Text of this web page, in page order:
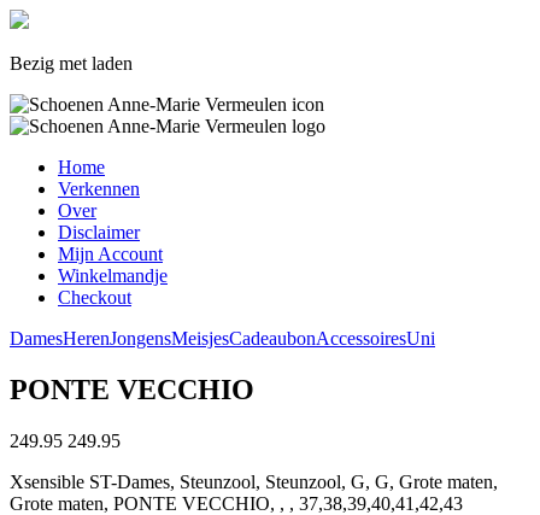
Bezig met laden
Home
Verkennen
Over
Disclaimer
Mijn Account
Winkelmandje
Checkout
DamesHerenJongensMeisjesCadeaubonAccessoiresUni
PONTE VECCHIO
249.95 249.95
Xsensible ST-Dames, Steunzool, Steunzool, G, G, Grote maten,
Grote maten, PONTE VECCHIO, , , 37,38,39,40,41,42,43